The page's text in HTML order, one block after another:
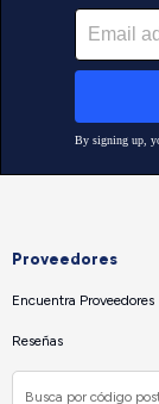
Proveedores
Encuentra Proveedores
Reseñas